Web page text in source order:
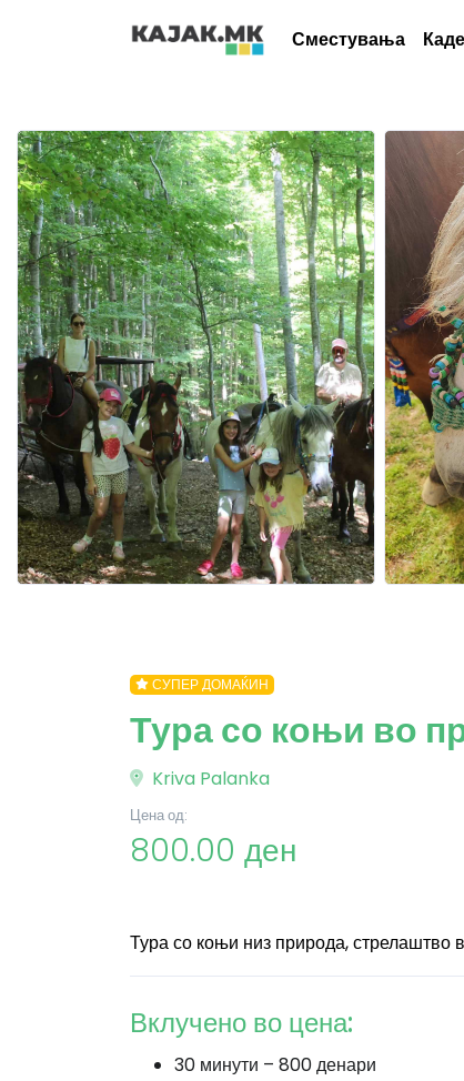
Сместувања
СУПЕР ДОМАЌИН
Тура со коњи во
Kriva Palanka
Цена од:
800.00 ден
Тура со коњи низ природа, стрелаштво
Вклучено во цена:
30 минути – 800 денари